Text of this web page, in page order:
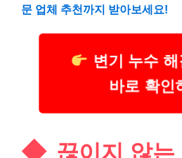
문 업체 추천까지 받아보세요!
변기 누수 해
바로 확인
끊이지 않는